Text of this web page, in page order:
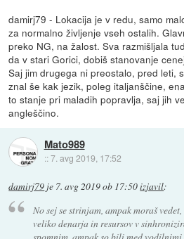
damirj79 - Lokacija je v redu, samo
za normalno življenje vseh ostalih.
preko NG, na žalost. Sva razmišljala
da v stari Gorici, dobiš stanovanje
Saj jim drugega ni preostalo, pred leti,
znal še kak jezik, poleg italjanščine,
to stanje pri maladih popravlja, saj jih
angleščino.
Mato989
::7. avg 2019, 17:52
damirj79 je 7. avg 2019 ob 17:50izjavil:
No sej se strinjam, ampak moraš
veliko denarja in resursov v
spomnim, ampak so bili med